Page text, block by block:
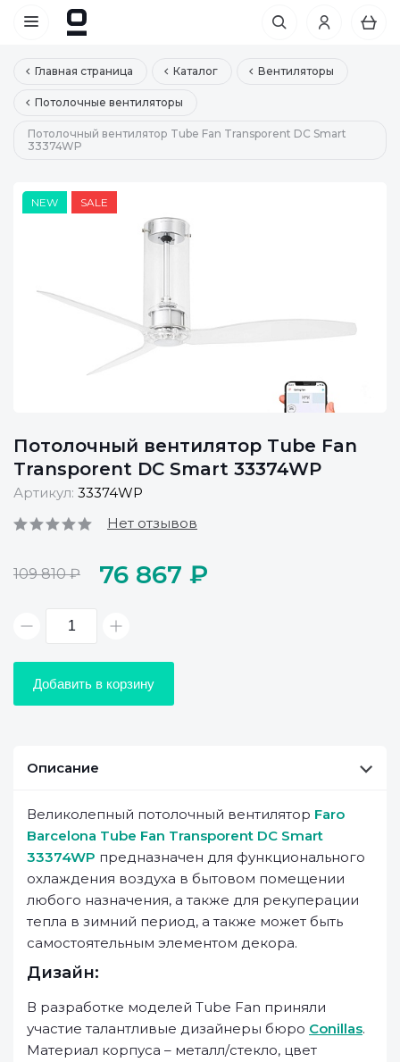
Главная страница Каталог Вентиляторы
Потолочные вентиляторы
Потолочный вентилятор Tube Fan Transporent DC Smart
33374WP
NEW SALE
Потолочный вентилятор Tube Fan
Transporent DC Smart 33374WP
Артикул: 33374WP
Нет отзывов
109 810 ₽ 76 867 ₽
Добавить в корзину
Описание
Великолепный потолочный вентилятор Faro
Barcelona Tube Fan Transporent DC Smart
33374WP предназначен для функционального
охлаждения воздуха в бытовом помещении
любого назначения, а также для рекуперации
тепла в зимний период, а также может быть
самостоятельным элементом декора.
Дизайн:
В разработке моделей Tube Fan приняли
участие талантливые дизайнеры бюро Conillas.
Материал корпуса – металл/стекло, цвет